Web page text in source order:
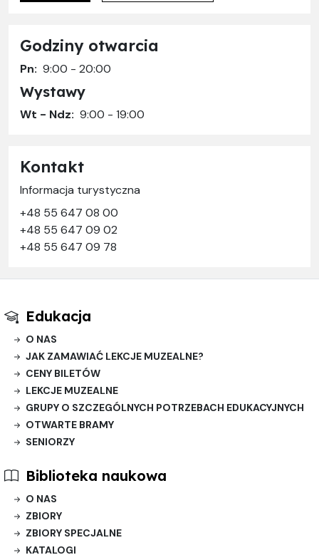
Godziny otwarcia
Pn: 9:00 - 20:00
Wystawy
Wt - Ndz: 9:00 - 19:00
Kontakt
Informacja turystyczna
+48 55 647 08 00
+48 55 647 09 02
+48 55 647 09 78
Edukacja
O NAS
JAK ZAMAWIAĆ LEKCJE MUZEALNE?
CENY BILETÓW
LEKCJE MUZEALNE
GRUPY O SZCZEGÓLNYCH POTRZEBACH EDUKACYJNYCH
OTWARTE BRAMY
SENIORZY
Biblioteka naukowa
O NAS
ZBIORY
ZBIORY SPECJALNE
KATALOGI